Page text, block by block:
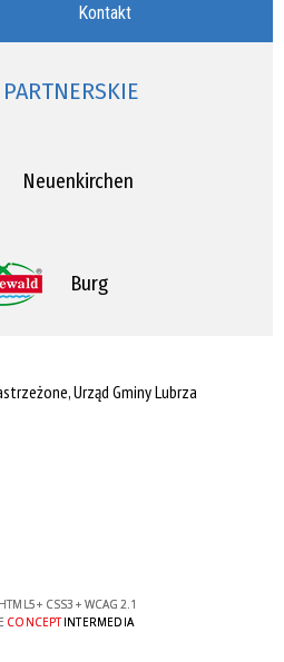
Kontakt
Neuenkirchen
Burg
Urząd Gminy Lubrza
HTML5+ CSS3 + WCAG 2.1
CONCEPTINTERMEDIA